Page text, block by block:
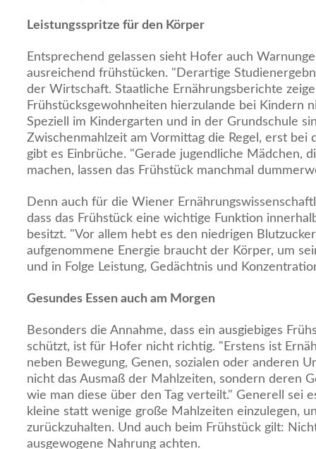
Leistungsspritze für den Körper
Entsprechend gelassen sieht Hofer auch
ausreichend frühstücken. "Derartige
der Wirtschaft. Staatliche Ernährungsberichte
Frühstücksgewohnheiten hierzulande bei Kindern
Speziell im Kindergarten und in der Grundschule
Zwischenmahlzeit am Vormittag die Regel, erst bei
gibt es Einbrüche. "Gerade jugendliche Mädchen,
machen, lassen das Frühstück manchmal
Denn auch für die Wiener
dass das Frühstück eine wichtige Funktion
besitzt. "Vor allem hebt es den niedrigen
aufgenommene Energie braucht der Körper, um
und in Folge Leistung, Gedächtnis und
Gesundes Essen auch am Morgen
Besonders die Annahme, dass ein ausgiebiges
schützt, ist für Hofer nicht richtig. "Erstens ist
neben Bewegung, Genen, sozialen oder anderen
nicht das Ausmaß der Mahlzeiten, sondern deren
wie man diese über den Tag verteilt." Generell sei
kleine statt wenige große Mahlzeiten einzulegen,
zurückzuhalten. Und auch beim Frühstück gilt:
ausgewogene Nahrung achten.